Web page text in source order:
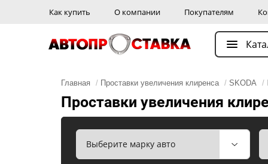
Как купить О компании Покупателям
Главная / Проставки увеличения клиренса / SKODA /
Проставки увеличения